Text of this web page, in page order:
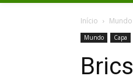
Início Mundo
Mundo Capa